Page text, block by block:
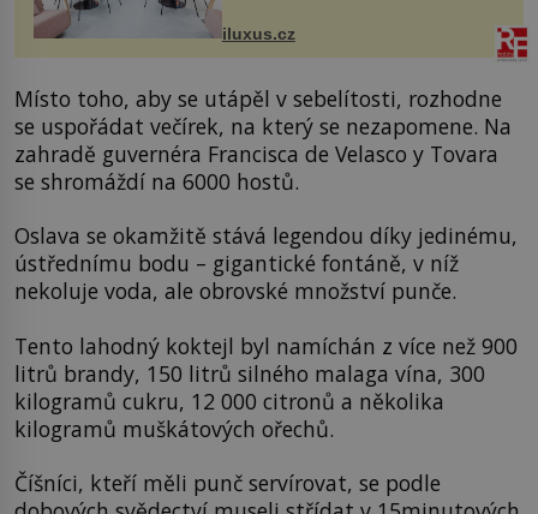
budov Media...
iluxus.cz
Místo toho, aby se utápěl v sebelítosti, rozhodne
se uspořádat večírek, na který se nezapomene. Na
zahradě guvernéra Francisca de Velasco y Tovara
se shromáždí na 6000 hostů.
Oslava se okamžitě stává legendou díky jedinému,
ústřednímu bodu – gigantické fontáně, v níž
nekoluje voda, ale obrovské množství punče.
Tento lahodný koktejl byl namíchán z více než 900
litrů brandy, 150 litrů silného malaga vína, 300
kilogramů cukru, 12 000 citronů a několika
kilogramů muškátových ořechů.
Číšníci, kteří měli punč servírovat, se podle